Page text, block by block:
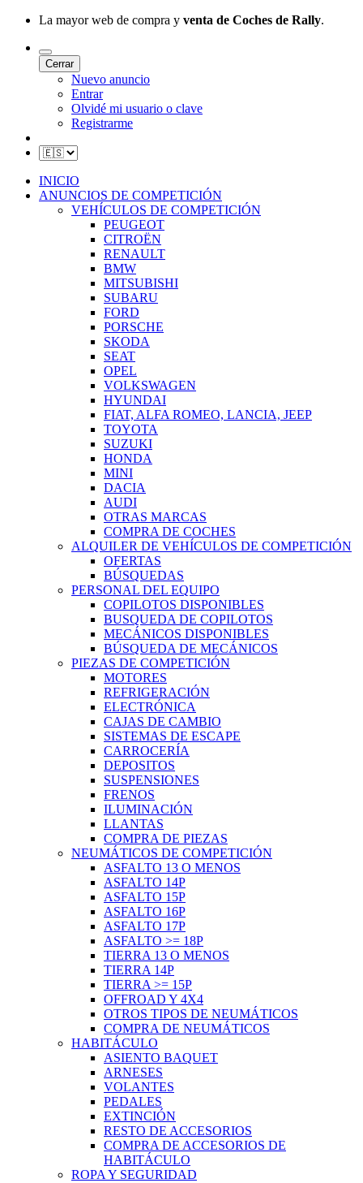
La mayor web de compra y venta de Coches de Rally.
Cerrar
Nuevo anuncio
Entrar
Olvidé mi usuario o clave
Registrarme
INICIO
ANUNCIOS DE COMPETICIÓN
VEHÍCULOS DE COMPETICIÓN
PEUGEOT
CITROËN
RENAULT
BMW
MITSUBISHI
SUBARU
FORD
PORSCHE
SKODA
SEAT
OPEL
VOLKSWAGEN
HYUNDAI
FIAT, ALFA ROMEO, LANCIA, JEEP
TOYOTA
SUZUKI
HONDA
MINI
DACIA
AUDI
OTRAS MARCAS
COMPRA DE COCHES
ALQUILER DE VEHÍCULOS DE COMPETICIÓN
OFERTAS
BÚSQUEDAS
PERSONAL DEL EQUIPO
COPILOTOS DISPONIBLES
BUSQUEDA DE COPILOTOS
MECÁNICOS DISPONIBLES
BÚSQUEDA DE MECÁNICOS
PIEZAS DE COMPETICIÓN
MOTORES
REFRIGERACIÓN
ELECTRÓNICA
CAJAS DE CAMBIO
SISTEMAS DE ESCAPE
CARROCERÍA
DEPOSITOS
SUSPENSIONES
FRENOS
ILUMINACIÓN
LLANTAS
COMPRA DE PIEZAS
NEUMÁTICOS DE COMPETICIÓN
ASFALTO 13 O MENOS
ASFALTO 14P
ASFALTO 15P
ASFALTO 16P
ASFALTO 17P
ASFALTO >= 18P
TIERRA 13 O MENOS
TIERRA 14P
TIERRA >= 15P
OFFROAD Y 4X4
OTROS TIPOS DE NEUMÁTICOS
COMPRA DE NEUMÁTICOS
HABITÁCULO
ASIENTO BAQUET
ARNESES
VOLANTES
PEDALES
EXTINCIÓN
RESTO DE ACCESORIOS
COMPRA DE ACCESORIOS DE
HABITÁCULO
ROPA Y SEGURIDAD